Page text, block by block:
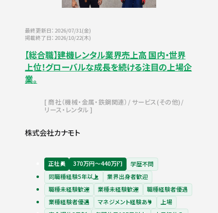
最終更新日：2026/07/31(金)
掲載終了日：2026/10/22(木)
【総合職】建機レンタル業界売上高 国内・世界
上位！グローバルな成長を続ける注目の上場企
業。
商社（機械・金属・鉄鋼関連）
サービス(その他)
リース・レンタル
株式会社カナモト
正社員 370万円〜440万円
学歴不問
同職種経験5年以上
業界出身者歓迎
職種未経験歓迎
業種未経験歓迎
職種経験者優遇
業種経験者優遇
マネジメント経験あり
上場